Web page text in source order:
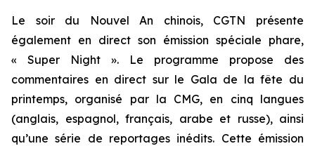
Le soir du Nouvel An chinois, CGTN présente
également en direct son émission spéciale phare,
« Super Night ». Le programme propose des
commentaires en direct sur le Gala de la fête du
printemps, organisé par la CMG, en cinq langues
(anglais, espagnol, français, arabe et russe), ainsi
qu’une série de reportages inédits. Cette émission